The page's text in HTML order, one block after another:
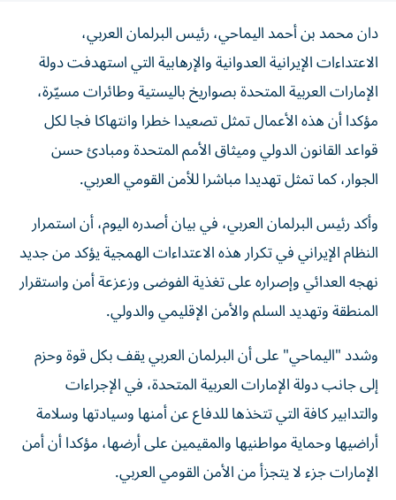
دان محمد بن أحمد اليماحي، رئيس البرلمان العربي،
الاعتداءات الإيرانية العدوانية والإرهابية التي استهدفت دولة
الإمارات العربية المتحدة بصواريخ باليستية وطائرات مسيّرة،
مؤكدا أن هذه الأعمال تمثل تصعيدا خطرا وانتهاكا فجا لكل
قواعد القانون الدولي وميثاق الأمم المتحدة ومبادئ حسن
الجوار، كما تمثل تهديدا مباشرا للأمن القومي العربي.
وأكد رئيس البرلمان العربي، في بيان أصدره اليوم، أن استمرار
النظام الإيراني في تكرار هذه الاعتداءات الهمجية يؤكد من جديد
نهجه العدائي وإصراره على تغذية الفوضى وزعزعة أمن واستقرار
المنطقة وتهديد السلم والأمن الإقليمي والدولي.
وشدد "اليماحي" على أن البرلمان العربي يقف بكل قوة وحزم
إلى جانب دولة الإمارات العربية المتحدة، في الإجراءات
والتدابير كافة التي تتخذها للدفاع عن أمنها وسيادتها وسلامة
أراضيها وحماية مواطنيها والمقيمين على أرضها، مؤكدا أن أمن
الإمارات جزء لا يتجزأ من الأمن القومي العربي.